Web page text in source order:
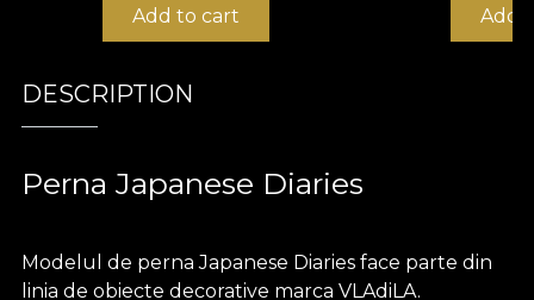
Add to cart Add
DESCRIPTION
Perna Japanese Diaries
Modelul de perna Japanese Diaries face parte din
linia de obiecte decorative marca VLAdiLA.